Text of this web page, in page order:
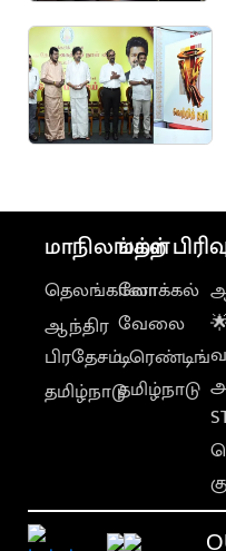
மாநிலங்கள்
தெலங்கானா
ஆந்திர
பிரதேசம்
தமிழ்நாடு
மற்ற
லோக்கல்
வேலை
டிரெண்டிங்
தமிழ்நாடு